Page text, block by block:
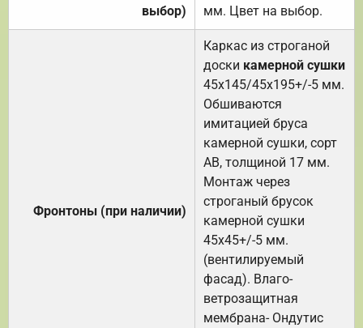
выбор)
мм. Цвет на выбор.
Фронтоны (при наличии)
Каркас из строганой
доски камерной сушки
45х145/45х195+/-5 мм.
Обшиваются
имитацией бруса
камерной сушки, сорт
АВ, толщиной 17 мм.
Монтаж через
строганый брусок
камерной сушки
45х45+/-5 мм.
(вентилируемый
фасад). Влаго-
ветрозащитная
мембрана- Ондутис